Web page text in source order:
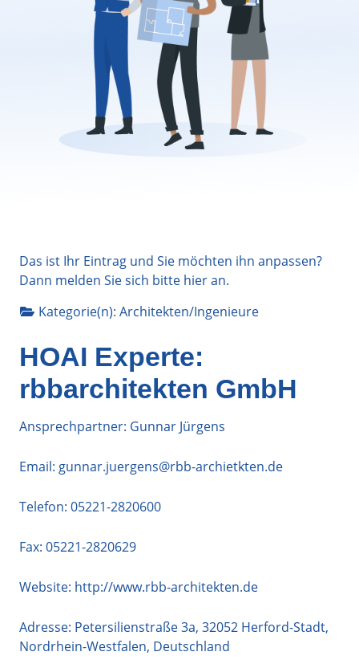
Das ist Ihr Eintrag und Sie möchten ihn anpassen?
Dann melden Sie sich bitte hieran.
Kategorie(n): Architekten/Ingenieure
HOAI Experte:
rbbarchitekten GmbH
Ansprechpartner: Gunnar Jürgens
Email: gunnar.juergens@rbb-archietkten.de
Telefon: 05221-2820600
Fax: 05221-2820629
Website: http://www.rbb-architekten.de
Adresse: Petersilienstraße 3a, 32052 Herford-Stadt,
Nordrhein-Westfalen, Deutschland